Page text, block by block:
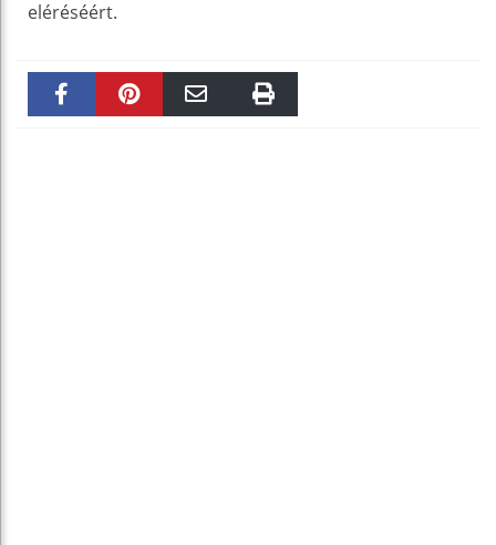
eléréséért.